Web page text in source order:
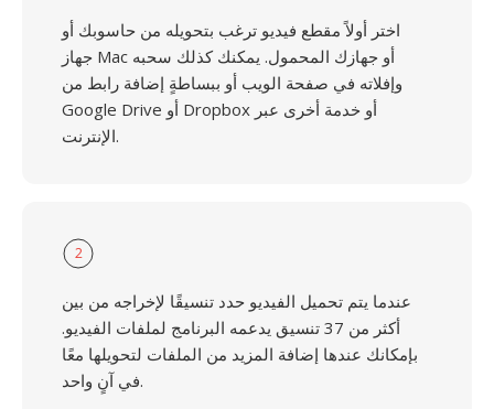
اختر أولاً مقطع فيديو ترغب بتحويله من حاسوبك أو
جهاز Mac أو جهازك المحمول. يمكنك كذلك سحبه
وإفلاته في صفحة الويب أو ببساطةٍ إضافة رابط من
Google Drive أو Dropbox أو خدمة أخرى عبر
الإنترنت.
2
عندما يتم تحميل الفيديو حدد تنسيقًا لإخراجه من بين
أكثر من 37 تنسيق يدعمه البرنامج لملفات الفيديو.
بإمكانك عندها إضافة المزيد من الملفات لتحويلها معًا
في آنٍ واحد.